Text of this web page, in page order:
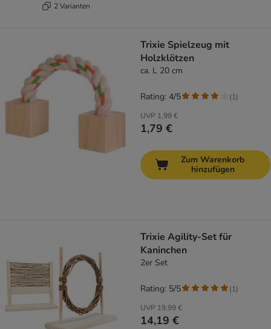
2 Varianten
Trixie Spielzeug mit
Holzklötzen
ca. L 20 cm
UVP 1,99 €
1,79 €
Rating: 4/5 (1)
Zum Warenkorb
hinzufügen
Trixie Agility-Set für
Kaninchen
2er Set
UVP 19,99 €
14,19 €
Rating: 5/5 (1)